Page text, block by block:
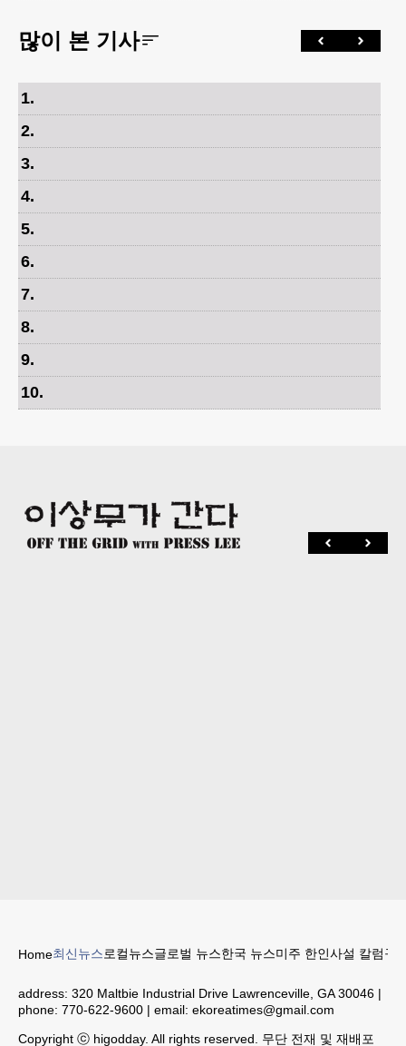
많이 본 기사
1.
2.
3.
4.
5.
6.
7.
8.
9.
10.
Home최신뉴스로컬뉴스글로벌 뉴스한국 뉴스미주 한인사설 칼럼구
address: 320 Maltbie Industrial Drive Lawrenceville, GA 30046 |
phone: 770-622-9600 | email: ekoreatimes@gmail.com
Copyright ⓒ higodday. All rights reserved. 무단 전재 및 재배포